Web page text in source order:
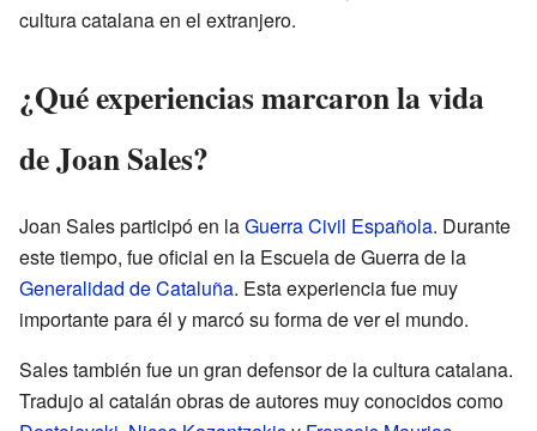
cultura catalana en el extranjero.
¿Qué experiencias marcaron la vida
de Joan Sales?
Joan Sales participó en laGuerra Civil Española. Durante
este tiempo, fue oficial en la Escuela de Guerra de la
Generalidad de Cataluña. Esta experiencia fue muy
importante para él y marcó su forma de ver el mundo.
Sales también fue un gran defensor de la cultura catalana.
Tradujo al catalán obras de autores muy conocidos como